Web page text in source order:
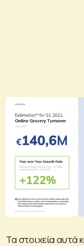
Τα στοιχεία αυτά